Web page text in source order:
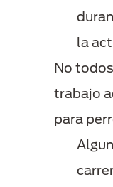
la
No
trabajo
para